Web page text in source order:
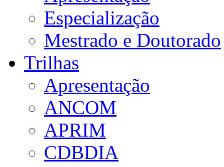
Especialização
Mestrado e Doutorado
Trilhas
Apresentação
ANCOM
APRIM
CDBDIA